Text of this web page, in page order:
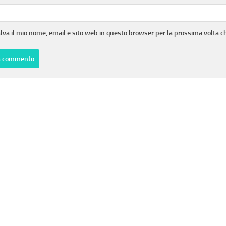
il mio nome, email e sito web in questo browser per la prossima volta